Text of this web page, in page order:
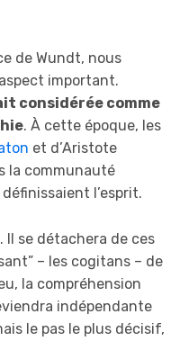
de Wundt, nous
important.
considérée comme
. À cette époque, les
et d’Aristote
la communauté
l’esprit.
Il se détachera de ces
– les cogitans – de
la compréhension
indépendante
le pas le plus décisif,